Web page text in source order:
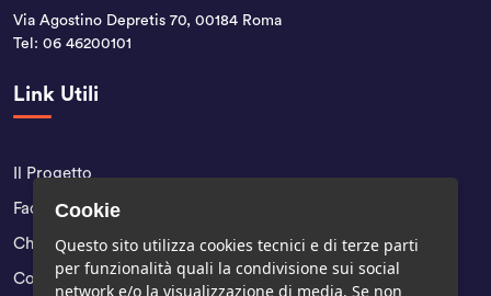
Via Agostino Depretis 70, 00184 Roma
Tel: 06 46200101
Link Utili
Il Progetto
Faq
Chi Siamo
Contatti
Cookie
Questo sito utilizza cookies tecnici e di terze parti
per funzionalità quali la condivisione sui social
network e/o la visualizzazione di media. Se non